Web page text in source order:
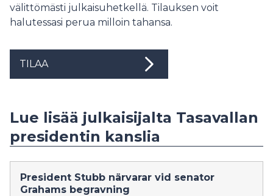
välittömästi julkaisuhetkellä. Tilauksen voit
halutessasi perua milloin tahansa.
TILAA
Lue lisää julkaisijalta Tasavallan
presidentin kanslia
President Stubb närvarar vid senator
Grahams begravning